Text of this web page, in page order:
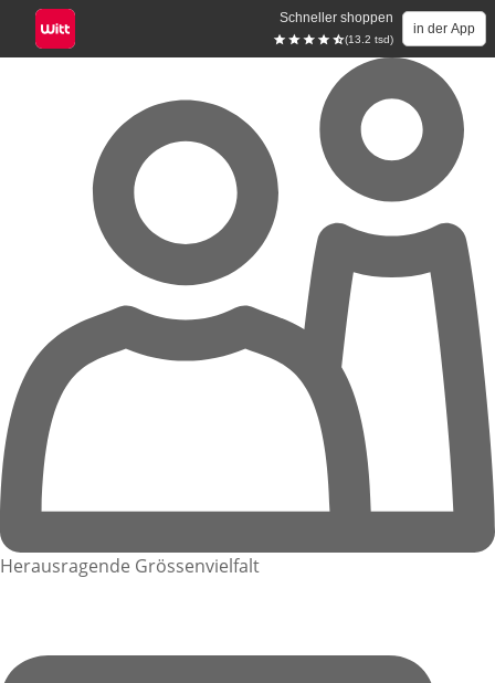
Schneller shoppen
(13.2 tsd)
in der App
Herausragende Grössenvielfalt